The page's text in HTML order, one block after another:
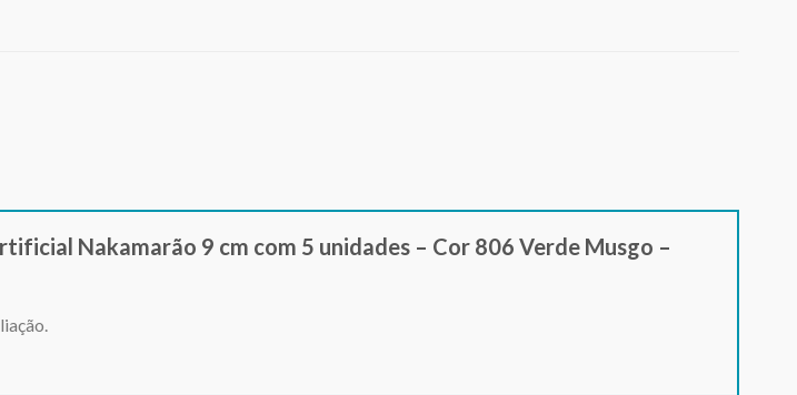
Nakamarão 9 cm com 5 unidades – Cor 806 Verde Musgo –